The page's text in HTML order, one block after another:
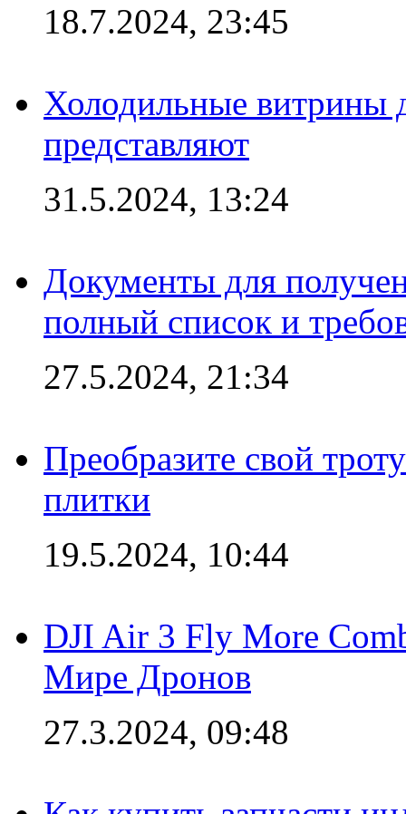
18.7.2024, 23:45
Холодильные витрины
представляют
31.5.2024, 13:24
Документы для
полный список и
27.5.2024, 21:34
Преобразите свой
плитки
19.5.2024, 10:44
DJI Air 3 Fly More
Мире Дронов
27.3.2024, 09:48